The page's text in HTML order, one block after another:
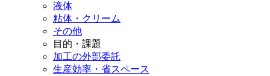
液体
粘体・クリーム
その他
目的・課題
加工の外部委託
生産効率・省スペース